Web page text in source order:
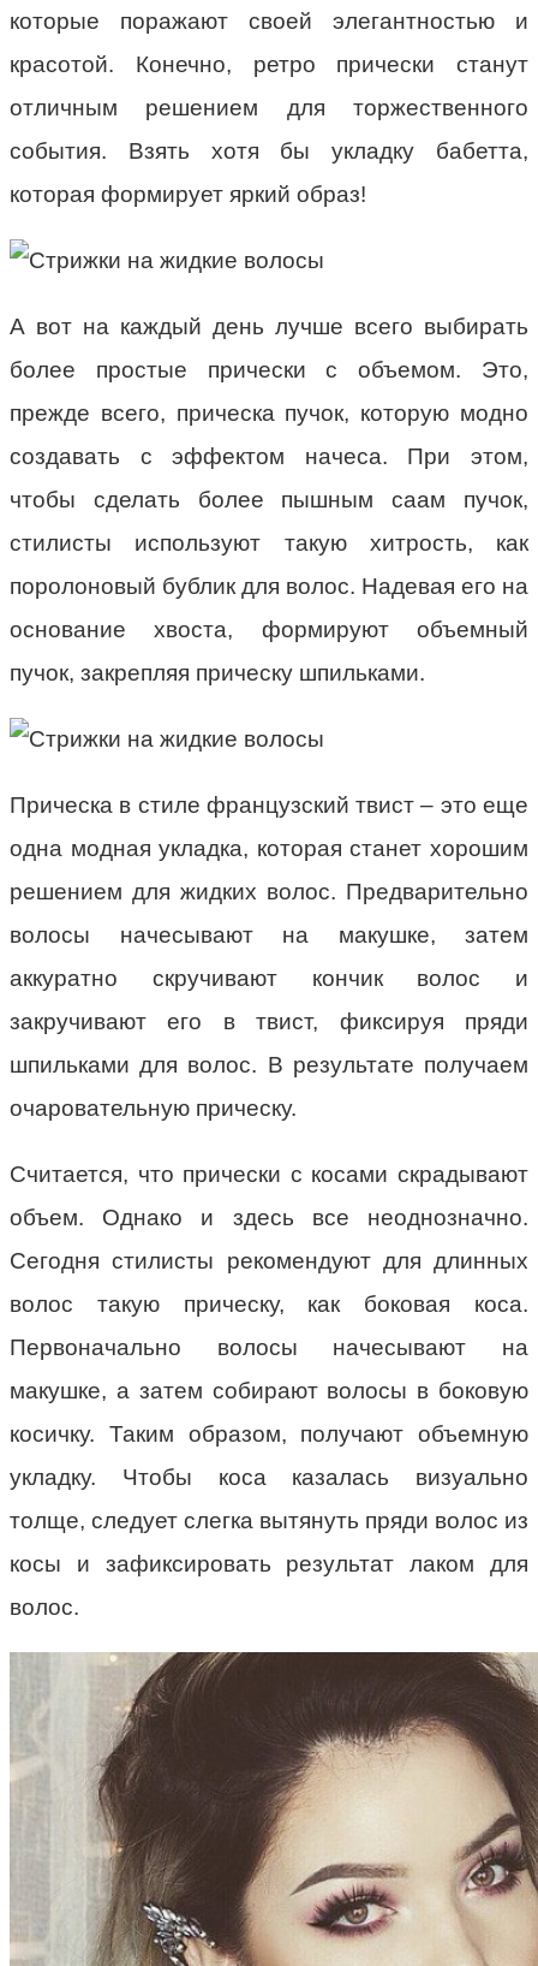
которые поражают своей элегантностью и
красотой. Конечно, ретро прически станут
отличным решением для торжественного
события. Взять хотя бы укладку бабетта,
которая формирует яркий образ!
А вот на каждый день лучше всего выбирать
более простые прически с объемом. Это,
прежде всего, прическа пучок, которую модно
создавать с эффектом начеса. При этом,
чтобы сделать более пышным саам пучок,
стилисты используют такую хитрость, как
поролоновый бублик для волос. Надевая его на
основание хвоста, формируют объемный
пучок, закрепляя прическу шпильками.
Прическа в стиле французский твист – это еще
одна модная укладка, которая станет хорошим
решением для жидких волос. Предварительно
волосы начесывают на макушке, затем
аккуратно скручивают кончик волос и
закручивают его в твист, фиксируя пряди
шпильками для волос. В результате получаем
очаровательную прическу.
Считается, что прически с косами скрадывают
объем. Однако и здесь все неоднозначно.
Сегодня стилисты рекомендуют для длинных
волос такую прическу, как боковая коса.
Первоначально волосы начесывают на
макушке, а затем собирают волосы в боковую
косичку. Таким образом, получают объемную
укладку. Чтобы коса казалась визуально
толще, следует слегка вытянуть пряди волос из
косы и зафиксировать результат лаком для
волос.